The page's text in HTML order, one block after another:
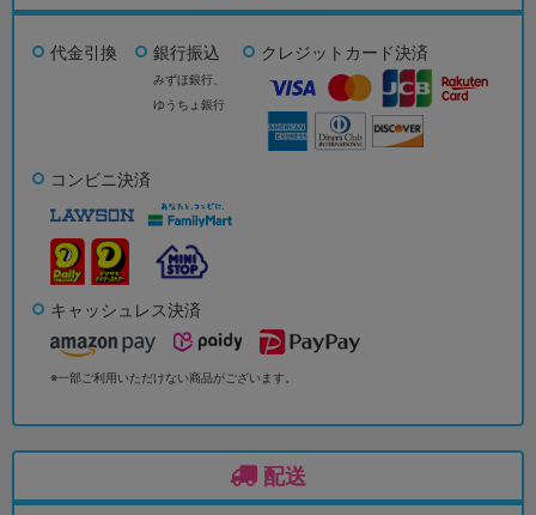
代金引換 銀行振込
みずほ銀行、
ゆうちょ銀行
クレジットカード決済
コンビニ決済
キャッシュレス決済
※一部ご利用いただけない商品がございます。
配送